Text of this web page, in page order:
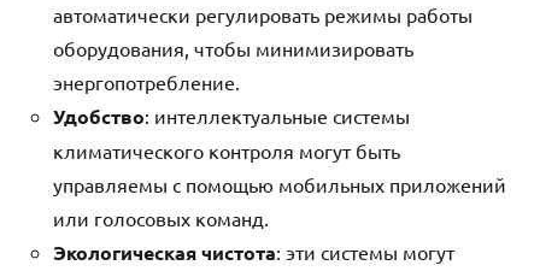
автоматически регулировать режимы работы
оборудования, чтобы минимизировать
энергопотребление.
Удобство: интеллектуальные системы
климатического контроля могут быть
управляемы с помощью мобильных приложений
или голосовых команд.
Экологическая чистота: эти системы могут